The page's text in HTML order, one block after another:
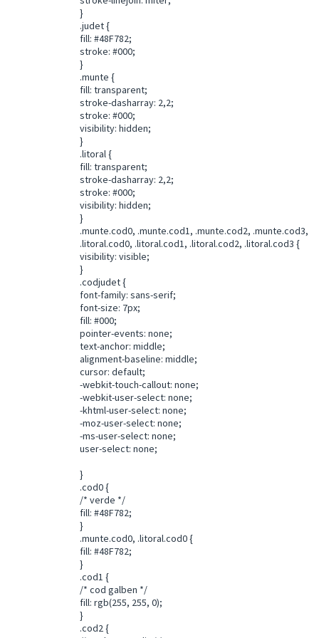
}
.judet {
fill: #48F782;
stroke: #000;
}
.munte {
fill: transparent;
stroke-dasharray: 2,2;
stroke: #000;
visibility: hidden;
}
.litoral {
fill: transparent;
stroke-dasharray: 2,2;
stroke: #000;
visibility: hidden;
}
.munte.cod0, .munte.cod1, .munte.cod2, .munte.cod3,
.litoral.cod0, .litoral.cod1, .litoral.cod2, .litoral.cod3 {
visibility: visible;
}
.codjudet {
font-family: sans-serif;
font-size: 7px;
fill: #000;
pointer-events: none;
text-anchor: middle;
alignment-baseline: middle;
cursor: default;
-webkit-touch-callout: none;
-webkit-user-select: none;
-khtml-user-select: none;
-moz-user-select: none;
-ms-user-select: none;
user-select: none;
}
.cod0 {
/* verde */
fill: #48F782;
}
.munte.cod0, .litoral.cod0 {
fill: #48F782;
}
.cod1 {
/* cod galben */
fill: rgb(255, 255, 0);
}
.cod2 {